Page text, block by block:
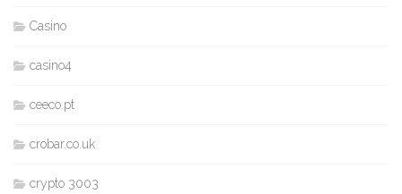
Casino
casino4
ceeco.pt
crobar.co.uk
crypto 3003